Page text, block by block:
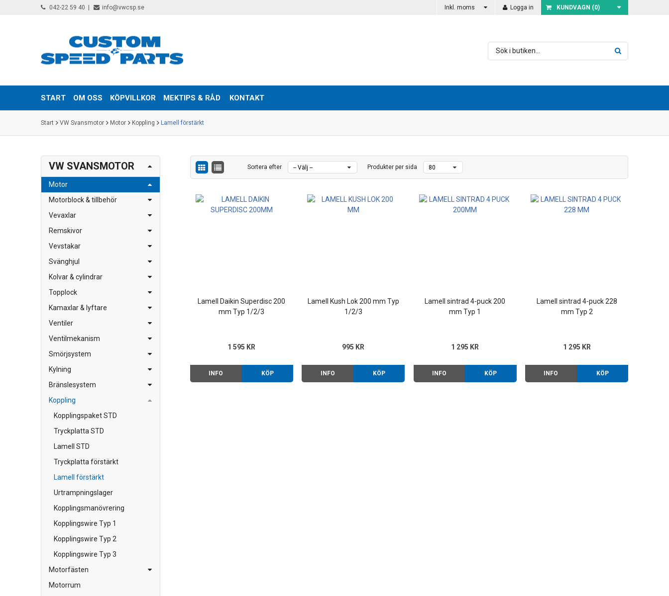
042-22 59 40 info@vwcsp.se Inkl. moms Logga in KUNDVAGN (0)
START OM OSS KÖPVILLKOR MEKTIPS & RÅD KONTAKT
Start VW Svansmotor Motor Koppling Lamell förstärkt
VW SVANSMOTOR
Motor
Motorblock & tillbehör
Vevaxlar
Remskivor
Vevstakar
Svänghjul
Kolvar & cylindrar
Topplock
Kamaxlar & lyftare
Ventiler
Ventilmekanism
Smörjsystem
Kylning
Bränslesystem
Koppling
Kopplingspaket STD
Tryckplatta STD
Lamell STD
Tryckplatta förstärkt
Lamell förstärkt
Urtrampningslager
Kopplingsmanövrering
Kopplingswire Typ 1
Kopplingswire Typ 2
Kopplingswire Typ 3
Motorfästen
Motorrum
Sortera efter Produkter per sida
Lamell Daikin Superdisc 200
mm Typ 1/2/3
1 595 KR
INFO KÖP
Lamell Kush Lok 200 mm Typ
1/2/3
995 KR
INFO KÖP
Lamell sintrad 4-puck 200
mm Typ 1
1 295 KR
INFO KÖP
Lamell sintrad 4-puck 228
mm Typ 2
1 295 KR
INFO KÖP